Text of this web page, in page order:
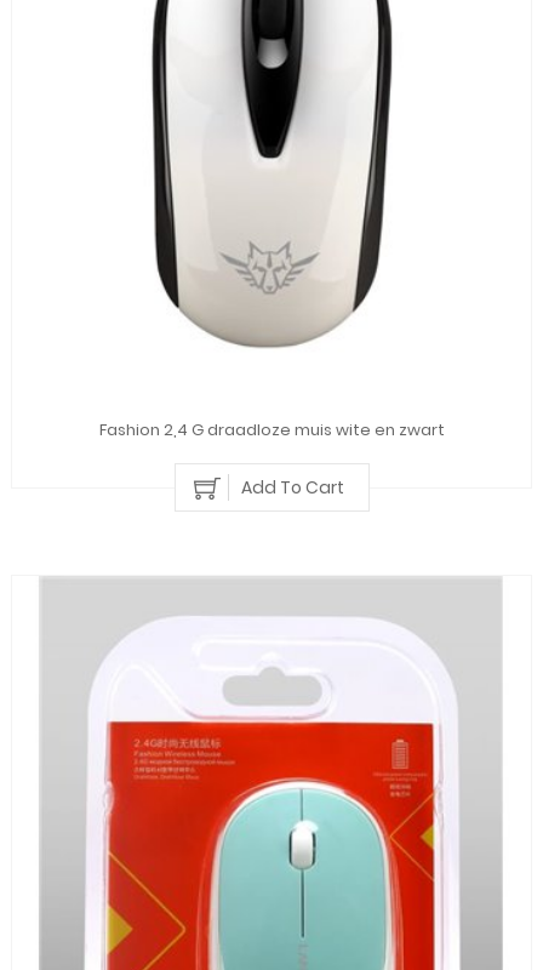
Fashion 2,4 G draadloze muis wite en zwart
Add To Cart